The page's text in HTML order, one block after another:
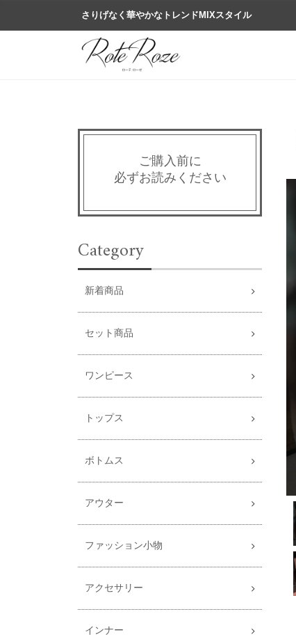
さりげなく華やかなトレンドMIXスタイル
ご購入前に
必ずお読みください
Category
新着商品
セット商品
ワンピース
トップス
ボトムス
アウター
ファッション小物
アクセサリー
インナー